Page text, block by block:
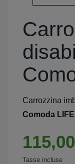
Carrozzina
Comoda
Tasse incluse